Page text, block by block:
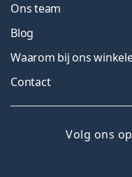
Ons team
Blog
Waarom bij ons
Contact
Volg ons op